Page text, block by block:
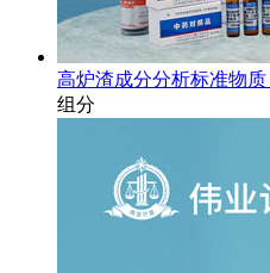
高炉渣成分分析标准物质
组分